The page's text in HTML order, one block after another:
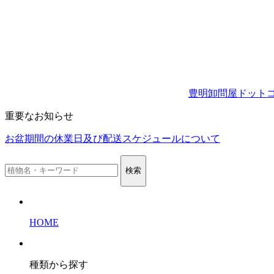
豊明卸問屋ドット
重要なお知らせ
お盆期間の休業日及び配送スケジュールについて
検索
HOME
種類から探す